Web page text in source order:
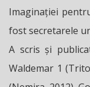
Imaginației
fost secretarele
A scris și
Waldemar 1